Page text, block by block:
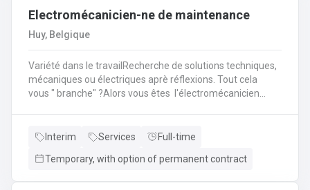
leur véhicule et les réparations à prévoir.
Electromécanicien-ne de maintenance
Huy, Belgique
Variété dans le travailRecherche de solutions techniques,
mécaniques ou électriques aprè réflexions. Tout cela
vous " branche" ?Alors vous êtes l'électromécanicien
charge de différentes missions en intervention directe
chantiers en région liégeoise de notre client.
Interim Services
Full-time
Temporary, with option of permanent contract